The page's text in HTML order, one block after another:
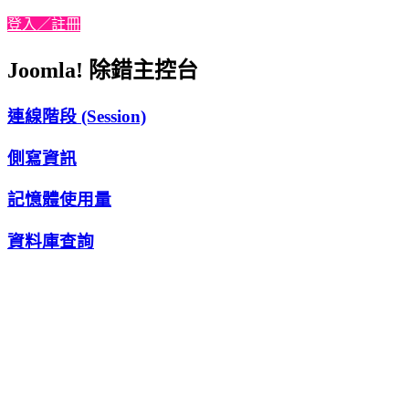
登入／註冊
Joomla! 除錯主控台
連線階段 (Session)
側寫資訊
記憶體使用量
資料庫查詢